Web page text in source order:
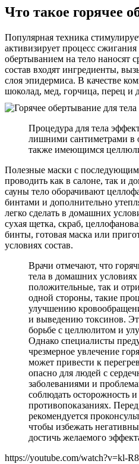
Что такое горячее
Популярная техника
активизирует процесс
обертыванием на тело наносят
состав входят ингредиенты,
слоя эпидермиса. В качестве
шоколад, мед, горчица, перец и
Процедура для тела
лишними сантиметрами в
также имеющимся
Полезные маски с
проводить как в салоне, так и
сауны тело оборачивают
бинтами и дополнительно
легко сделать в домашних
сухая щетка, скраб,
бинты, готовая маска или
условиях состав.
Врачи отмечают, что
тела в домашних
положительные, так и
одной стороны, такие
улучшению
и выведению токсинов.
борьбе с целлюлитом и
Однако специалисты
чрезмерное увлечение
может привести к
опасно для людей с
заболеваниями и
соблюдать осторожность
противопоказаниях.
рекомендуется
чтобы избежать
достичь желаемого
https://youtube.com/watch?v=kl-